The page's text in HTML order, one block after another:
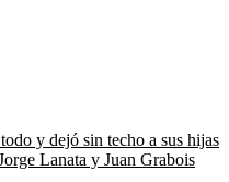
y dejó sin techo a sus hijas
Lanata y Juan Grabois